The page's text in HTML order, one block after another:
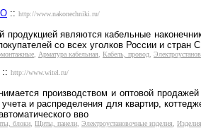
:: http://www.nakonechniki.ru/
являются кабельные
со всех уголков России и стран
Арматура кабельная Кабель, провод
:: http://www.witel.ru/
производством и оптовой продажей
и распределения для квартир,
вво
блоки Щиты, панели Электроустановочные изделия